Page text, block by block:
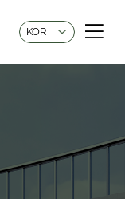
KOR